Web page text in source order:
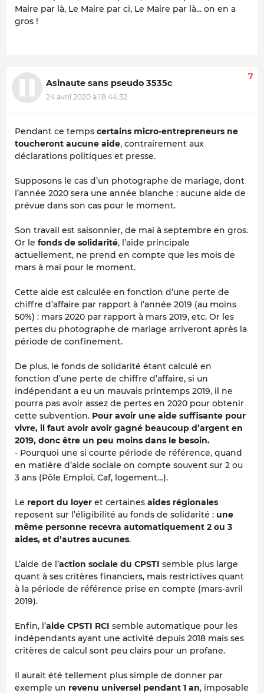
Maire par là, Le Maire par ci, Le Maire par là... on en a
gros !
Asinaute sans pseudo 3535c
24 avril 2020 à 18:44:32
7
Pendant ce temps certains micro-entrepreneurs ne
toucheront aucune aide, contrairement aux
déclarations politiques et presse.
Supposons le cas d’un photographe de mariage, dont
l’année 2020 sera une année blanche : aucune aide de
prévue dans son cas pour le moment.
Son travail est saisonnier, de mai à septembre en gros.
Or le fonds de solidarité, l’aide principale
actuellement, ne prend en compte que les mois de
mars à mai pour le moment.
Cette aide est calculée en fonction d’une perte de
chiffre d’affaire par rapport à l’année 2019 (au moins
50%) : mars 2020 par rapport à mars 2019, etc. Or les
pertes du photographe de mariage arriveront après la
période de confinement.
De plus, le fonds de solidarité étant calculé en
fonction d’une perte de chiffre d’affaire, si un
indépendant a eu un mauvais printemps 2019, il ne
pourra pas avoir assez de pertes en 2020 pour obtenir
cette subvention. Pour avoir une aide suffisante pour
vivre, il faut avoir avoir gagné beaucoup d’argent en
2019, donc être un peu moins dans le besoin.
- Pourquoi une si courte période de référence, quand
en matière d’aide sociale on compte souvent sur 2 ou
3 ans (Pôle Emploi, Caf, logement…).
Le report du loyer et certaines aides régionales
reposent sur l’éligibilité au fonds de solidarité : une
même personne recevra automatiquement 2 ou 3
aides, et d’autres aucunes.
L’aide de l’action sociale du CPSTI semble plus large
quant à ses critères financiers, mais restrictives quant
à la période de référence prise en compte (mars-avril
2019).
Enfin, l’aide CPSTI RCI semble automatique pour les
indépendants ayant une activité depuis 2018 mais ses
critères de calcul sont peu clairs pour un profane.
Il aurait été tellement plus simple de donner par
exemple un revenu universel pendant 1 an, imposable